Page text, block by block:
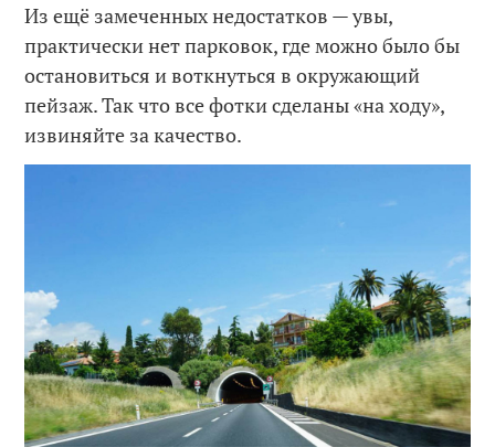
Из ещё замеченных недостатков — увы,
практически нет парковок, где можно было бы
остановиться и воткнуться в окружающий
пейзаж. Так что все фотки сделаны «на ходу»,
извиняйте за качество.